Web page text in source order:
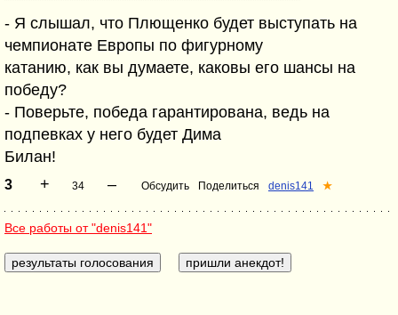
- Я слышал, что Плющенко будет выступать на
чемпионате Европы по фигурному
катанию, как вы думаете, каковы его шансы на
победу?
- Поверьте, победа гарантирована, ведь на
подпевках у него будет Дима
Билан!
3 + 34 – Обсудить Поделиться denis141 ★
Все работы от "denis141"